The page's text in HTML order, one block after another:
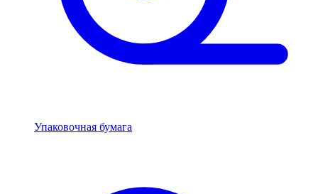
Упаковочная бумага